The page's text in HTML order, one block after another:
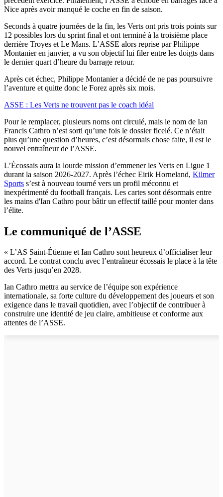
Nice après avoir manqué le coche en fin de saison.
Seconds à quatre journées de la fin, les Verts ont pris trois points sur
12 possibles lors du sprint final et ont terminé à la troisième place
derrière Troyes et Le Mans. L’ASSE alors reprise par Philippe
Montanier en janvier, a vu son objectif lui filer entre les doigts dans
le dernier quart d’heure du barrage retour.
Après cet échec, Philippe Montanier a décidé de ne pas poursuivre
l’aventure et quitte donc le Forez après six mois.
ASSE : Les Verts ne trouvent pas le coach idéal
Pour le remplacer, plusieurs noms ont circulé, mais le nom de Ian
Francis Cathro n’est sorti qu’une fois le dossier ficelé. Ce n’était
plus qu’une question d’heures, c’est désormais chose faite, il est le
nouvel entraîneur de l’ASSE.
L’Écossais aura la lourde mission d’emmener les Verts en Ligue 1
durant la saison 2026-2027. Après l’échec Eirik Horneland, Kilmer
Sports s’est à nouveau tourné vers un profil méconnu et
inexpérimenté du football français. Les cartes sont désormais entre
les mains d'Ian Cathro pour bâtir un effectif taillé pour monter dans
l’élite.
Le communiqué de l’ASSE
« L’AS Saint-Étienne et Ian Cathro sont heureux d’officialiser leur
accord. Le contrat conclu avec l’entraîneur écossais le place à la tête
des Verts jusqu’en 2028.
Ian Cathro mettra au service de l’équipe son expérience
internationale, sa forte culture du développement des joueurs et son
exigence dans le travail quotidien, avec l’objectif de contribuer à
construire une identité de jeu claire, ambitieuse et conforme aux
attentes de l’ASSE.